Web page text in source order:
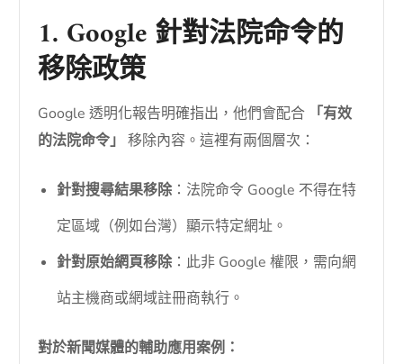
1. Google 針對法院命令的
移除政策
Google 透明化報告明確指出，他們會配合
「有效
的法院命令」 移除內容。這裡有兩個層次：
針對搜尋結果移除：法院命令 Google 不得在特
定區域（例如台灣）顯示特定網址。
針對原始網頁移除：此非 Google 權限，需向網
站主機商或網域註冊商執行。
對於新聞媒體的輔助應用案例：